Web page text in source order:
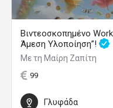
Βιντεοσκοπημένο
Άμεση Υλοποίηση”!
Με τη Μαίρη Ζαπίτη
99
Γλυφάδα